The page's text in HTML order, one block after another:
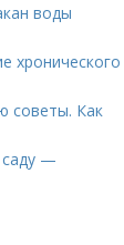
воды
хронического
советы. Как
саду —